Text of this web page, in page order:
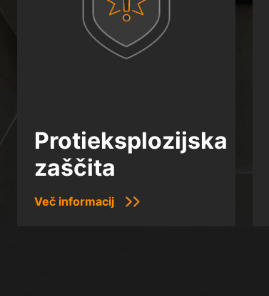
Protieksplozijska
zaščita
Več informacij